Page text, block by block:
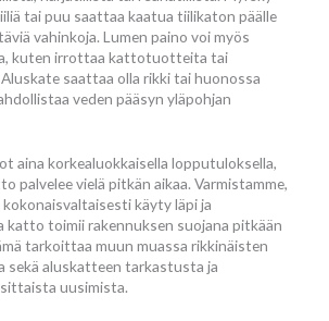
tai puu saattaa kaatua tiilikaton päälle
vahinkoja. Lumen paino voi myös
kuten irrottaa kattotuotteita tai
saattaa olla rikki tai huonossa
veden pääsyn yläpohjan
aina korkealuokkaisella lopputuloksella,
palvelee vielä pitkän aikaa. Varmistamme,
käyty läpi ja
toimii rakennuksen suojana pitkään
tarkoittaa muun muassa rikkinäisten
sekä aluskatteen tarkastusta ja
uusimista.